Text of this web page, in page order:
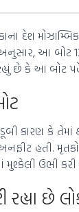
દેશ
અનુસાર, આ
છે કે આ બોટ
કારણ કે તેમાં
હતી.
મુશ્કેલી ઉભી
છે